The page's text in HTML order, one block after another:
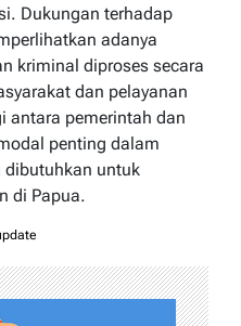
Dukungan terhadap
adanya
kriminal diproses secara
dan pelayanan
antara pemerintah dan
penting dalam
dibutuhkan untuk
di Papua.